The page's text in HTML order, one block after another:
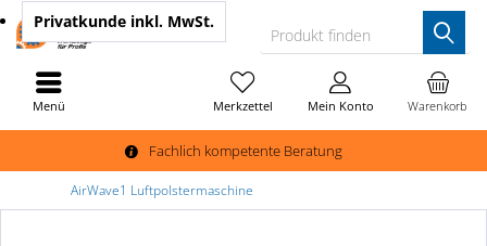
Fachlich kompetente Beratung
Produkt finden
Warenkorb
Merkzettel Mein Konto
Privatkunde inkl. MwSt.
Menü
AirWave1 Luftpolstermaschine